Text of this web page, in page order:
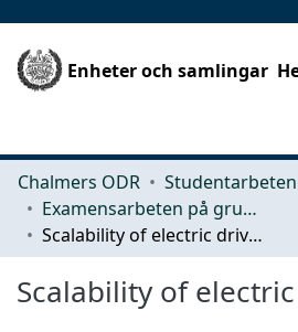
Enheter och samlingar
Chalmers ODR Studentarbeten
Examensarbeten på grundnivå
Scalability of electric drivetrains
Scalability of